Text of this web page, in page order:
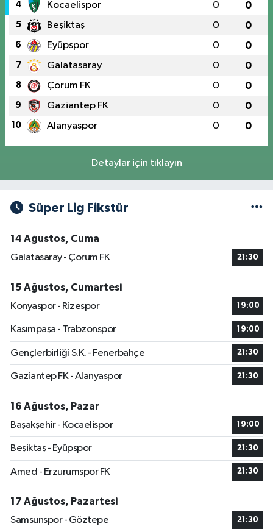
4 Kocaelispor 0 0
5 Beşiktaş 0 0
6 Eyüpspor 0 0
7 Galatasaray 0 0
8 Çorum FK 0 0
9 Gaziantep FK 0 0
10 Alanyaspor 0 0
Detaylar için tıklayın
Süper Lig Fikstür
14 Ağustos, Cuma
Galatasaray - Çorum FK
21:30
15 Ağustos, Cumartesi
Konyaspor - Rizespor
19:00
Kasımpaşa - Trabzonspor 19:00
Gençlerbirliği S.K. - Fenerbahçe 21:30
Gaziantep FK - Alanyaspor 21:30
16 Ağustos, Pazar
Başakşehir - Kocaelispor
19:00
Beşiktaş - Eyüpspor 21:30
Amed - Erzurumspor FK 21:30
17 Ağustos, Pazartesi
Samsunspor - Göztepe
21:30